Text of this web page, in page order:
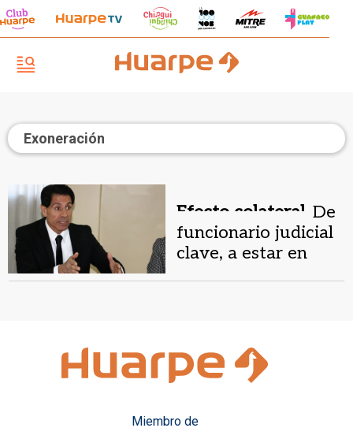
Exoneración
Efecto colateral. De
funcionario judicial
clave, a estar en
Miembro de